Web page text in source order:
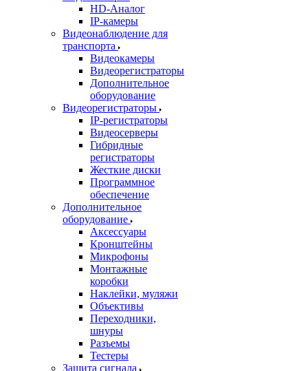
HD-Аналог
IP-камеры
Видеонаблюдение для
транспорта
Видеокамеры
Видеорегистраторы
Дополнительное
оборудование
Видеорегистраторы
IP-регистраторы
Видеосерверы
Гибридные
регистраторы
Жесткие диски
Программное
обеспечение
Дополнительное
оборудование
Аксессуары
Кронштейны
Микрофоны
Монтажные
коробки
Наклейки, муляжи
Объективы
Переходники,
шнуры
Разъемы
Тестеры
Защита сигнала